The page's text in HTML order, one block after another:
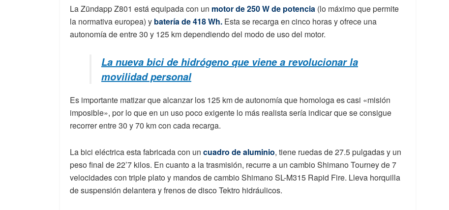
La Zündapp Z801 está equipada con un motor de 250 W de potencia (lo máximo que permite
la normativa europea) y batería de 418 Wh. Esta se recarga en cinco horas y ofrece una
autonomía de entre 30 y 125 km dependiendo del modo de uso del motor.
La nueva bici de hidrógeno que viene a revolucionar la
movilidad personal
Es importante matizar que alcanzar los 125 km de autonomía que homologa es casi «misión
imposible», por lo que en un uso poco exigente lo más realista sería indicar que se consigue
recorrer entre 30 y 70 km con cada recarga.
La bici eléctrica esta fabricada con un cuadro de aluminio, tiene ruedas de 27.5 pulgadas y un
peso final de 22’7 kilos. En cuanto a la trasmisión, recurre a un cambio Shimano Tourney de 7
velocidades con triple plato y mandos de cambio Shimano SL-M315 Rapid Fire. Lleva horquilla
de suspensión delantera y frenos de disco Tektro hidráulicos.